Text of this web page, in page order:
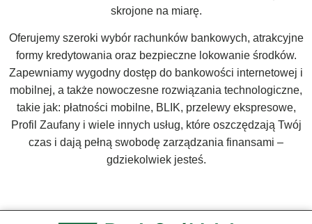
skrojone na miarę.
Oferujemy szeroki wybór rachunków bankowych, atrakcyjne
formy kredytowania oraz bezpieczne lokowanie środków.
Zapewniamy wygodny dostęp do bankowości internetowej i
mobilnej, a także nowoczesne rozwiązania technologiczne,
takie jak: płatności mobilne, BLIK, przelewy ekspresowe,
Profil Zaufany i wiele innych usług, które oszczędzają Twój
czas i dają pełną swobodę zarządzania finansami –
gdziekolwiek jesteś.